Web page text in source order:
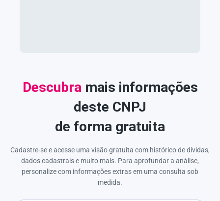
Descubramais informações
deste CNPJ
de forma gratuita
Cadastre-se e acesse uma visão gratuita com histórico de dívidas,
dados cadastrais e muito mais. Para aprofundar a análise,
personalize com informações extras em uma consulta sob
medida.